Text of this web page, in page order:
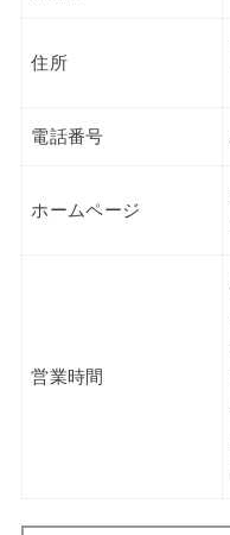
住所
電話番号
ホームページ
営業時間